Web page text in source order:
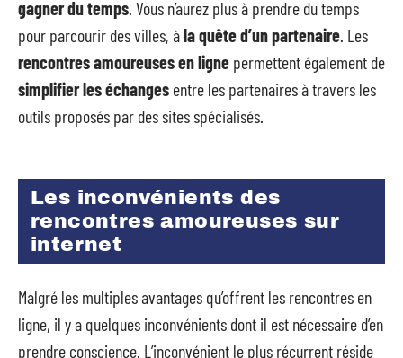
gagner du temps. Vous n’aurez plus à prendre du temps
pour parcourir des villes, àla quête d’un partenaire. Les
rencontres amoureuses en ligne permettent également de
simplifier les échanges entre les partenaires à travers les
outils proposés par des sites spécialisés.
Les inconvénients des
rencontres amoureuses sur
internet
Malgré les multiples avantages qu’offrent les rencontres en
ligne, il y a quelques inconvénients dont il est nécessaire d’en
prendre conscience. L’inconvénient le plus récurrent réside